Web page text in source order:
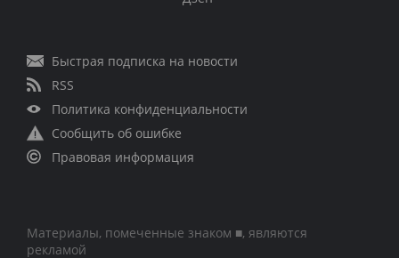
Быстрая подписка на новости
RSS
Политика конфиденциальности
Сообщить об ошибке
Правовая информация
Материалы, помеченные знаком ■, являются
рекламой